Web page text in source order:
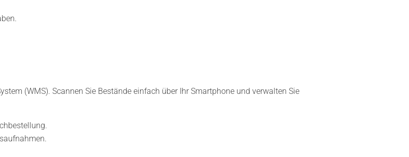
(WMS). Scannen Sie Bestände einfach über Ihr Smartphone und verwalten Sie